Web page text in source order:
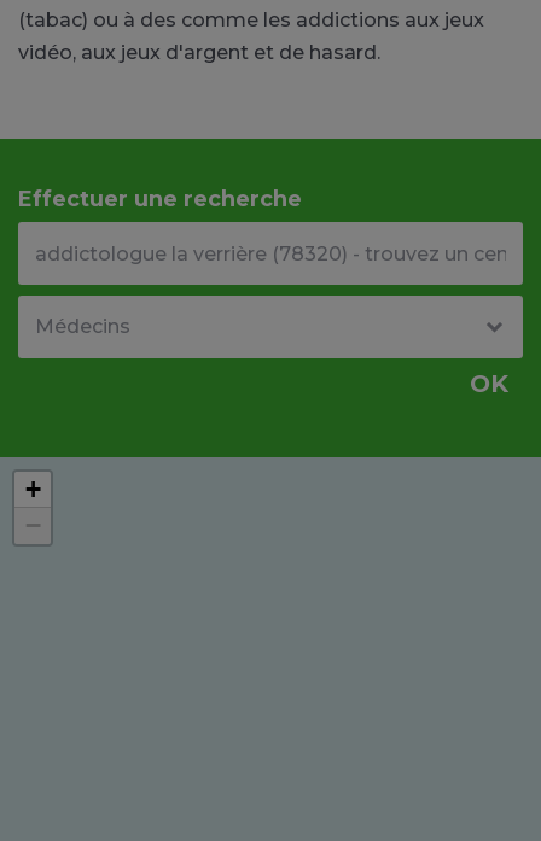
(tabac) ou à des comme les addictions aux jeux
vidéo, aux jeux d'argent et de hasard.
Effectuer une recherche
OK
+
−